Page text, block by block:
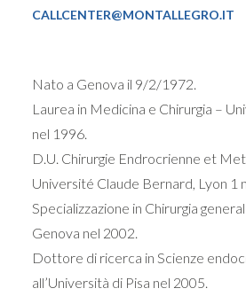
CALLCENTER@MONTALLEGRO.IT
Nato a Genova il 9/2/1972.
Laurea in Medicina e Chirurgia –
nel 1996.
D.U. Chirurgie Endrocrienne et
Université Claude Bernard, Lyon 1
Specializzazione in Chirurgia
Genova nel 2002.
Dottore di ricerca in Scienze
all’Università di Pisa nel 2005.